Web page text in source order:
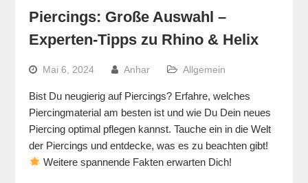
Piercings: Große Auswahl –
Experten-Tipps zu Rhino & Helix
Mai 6, 2024 Anhar Allgemein
Bist Du neugierig auf Piercings? Erfahre, welches
Piercingmaterial am besten ist und wie Du Dein neues
Piercing optimal pflegen kannst. Tauche ein in die Welt
der Piercings und entdecke, was es zu beachten gibt!
Weitere spannende Fakten erwarten Dich!